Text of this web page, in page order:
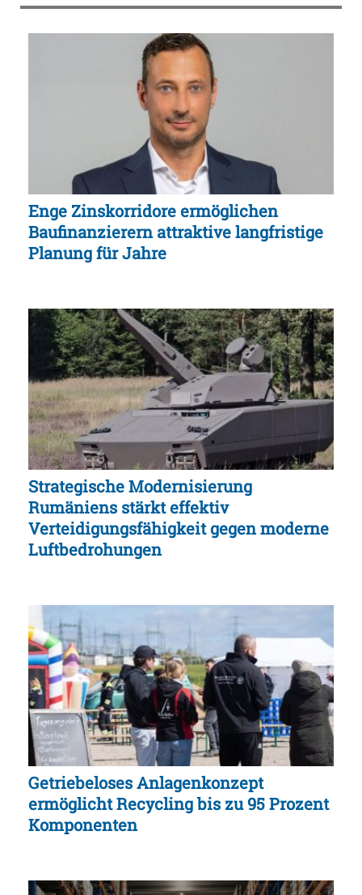
Enge Zinskorridore ermöglichen
Baufinanzierern attraktive langfristige
Planung für Jahre
Strategische Modernisierung
Rumäniens stärkt effektiv
Verteidigungsfähigkeit gegen moderne
Luftbedrohungen
Getriebeloses Anlagenkonzept
ermöglicht Recycling bis zu 95 Prozent
Komponenten